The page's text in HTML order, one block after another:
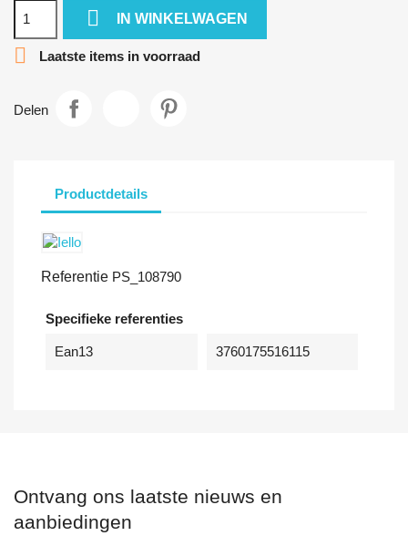
 IN WINKELWAGEN
 Laatste items in voorraad
Delen
Productdetails
Referentie PS_108790
Specifieke referenties
Ean13 3760175516115
Ontvang ons laatste nieuws en
aanbiedingen